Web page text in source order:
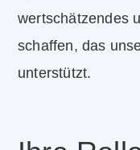
wertschätzendes
schaffen, das
unterstützt.